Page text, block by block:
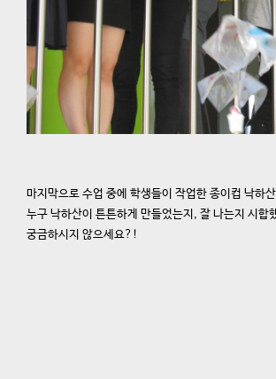
마지막으로 수업 중에 학생들이 작업한 종이컵 낙하
누구 낙하산이 튼튼하게 만들었는지, 잘 나는지 시합
궁금하시지 않으세요?!